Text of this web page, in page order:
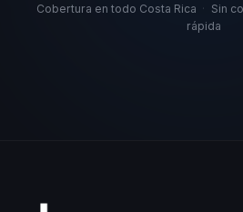
Cobertura en todo Costa Rica · Sin
rápida